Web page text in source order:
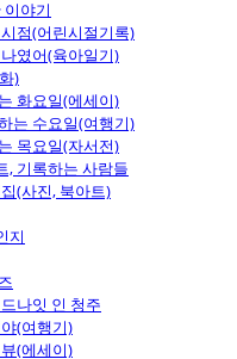
야기
점(어린시절기록)
였어(육아일기)
)
화요일(에세이)
는 수요일(여행기)
목요일(자서전)
, 기록하는 사람들
(사진, 북아트)
지
나잇 인 청주
(여행기)
(에세이)